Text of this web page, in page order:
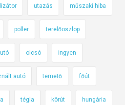
utazás műszaki hiba
poller terelőoszlop
olcsó ingyen
autó temető főút
tégla körút hungária